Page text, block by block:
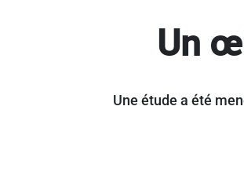
Un
Une étude a été